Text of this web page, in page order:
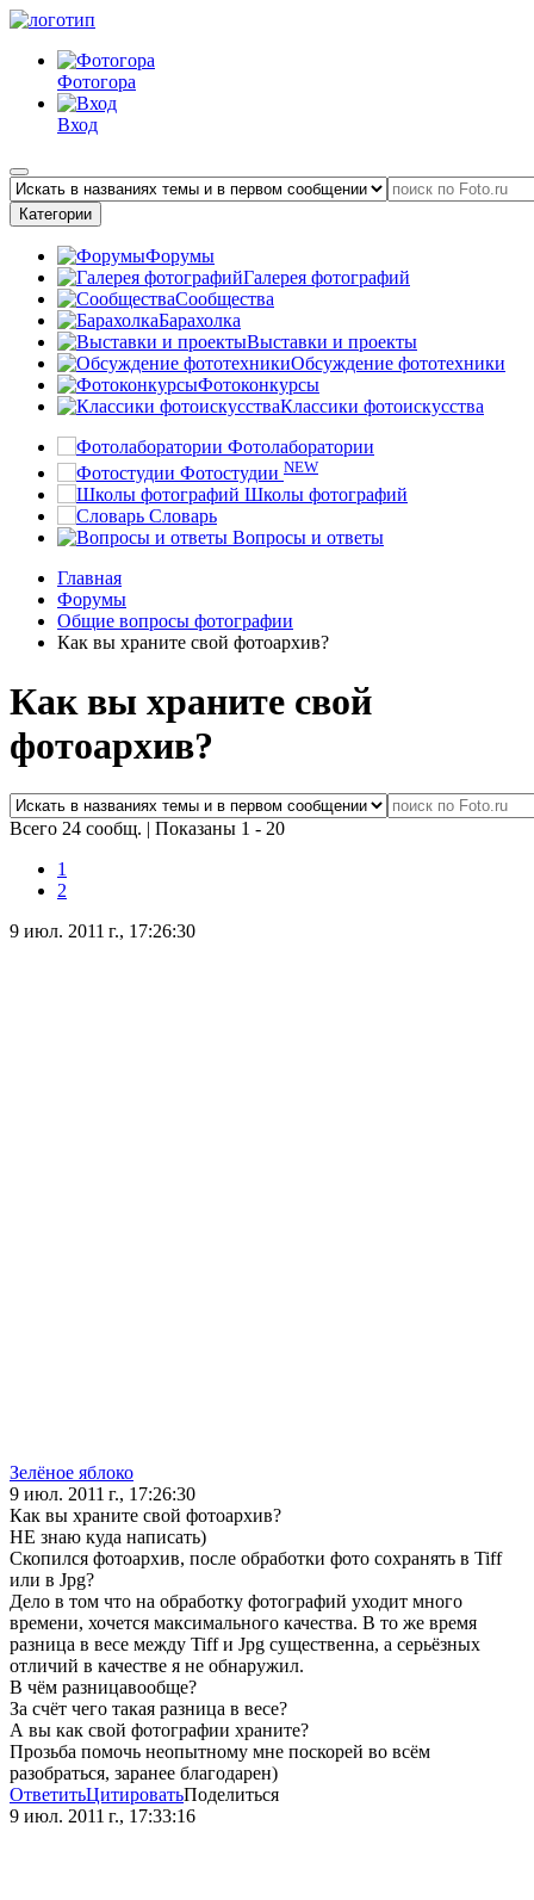
Фотогора
Вход
Категории
Форумы
Галерея фотографий
Сообщества
Барахолка
Выставки и проекты
Обсуждение фототехники
Фотоконкурсы
Классики фотоискусства
Фотолаборатории
Фотостудии NEW
Школы фотографий
Словарь
Вопросы и ответы
Главная
Форумы
Общие вопросы фотографии
Как вы храните свой фотоархив?
Как вы храните свой
фотоархив?
Всего 24 сообщ. | Показаны 1 - 20
1
2
9 июл. 2011 г., 17:26:30
Зелёное яблоко
9 июл. 2011 г., 17:26:30
Как вы храните свой фотоархив?
НЕ знаю куда написать)
Скопился фотоархив, после обработки фото сохранять в Tiff
или в Jpg?
Дело в том что на обработку фотографий уходит много
времени, хочется максимального качества. В то же время
разница в весе между Tiff и Jpg существенна, а серьёзных
отличий в качестве я не обнаружил.
В чём разницавообще?
За счёт чего такая разница в весе?
А вы как свой фотографии храните?
Прозьба помочь неопытному мне поскорей во всём
разобраться, заранее благодарен)
ОтветитьЦитироватьПоделиться
9 июл. 2011 г., 17:33:16